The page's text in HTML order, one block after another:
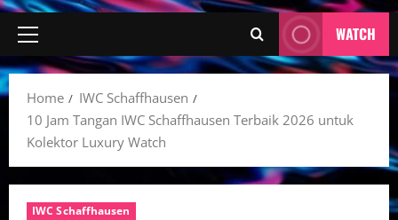
Primary
Menu
WATCH
Home
IWC Schaffhausen
10 Jam Tangan IWC Schaffhausen Terbaik 2026 untuk
Kolektor Luxury Watch
IWC Schaffhausen